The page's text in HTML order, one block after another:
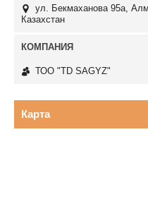
ул. Бекмаханова 95а,
Казахстан
ТОО "TD SAGYZ"
Карта